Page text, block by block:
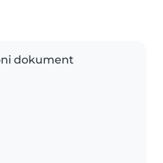
dokument